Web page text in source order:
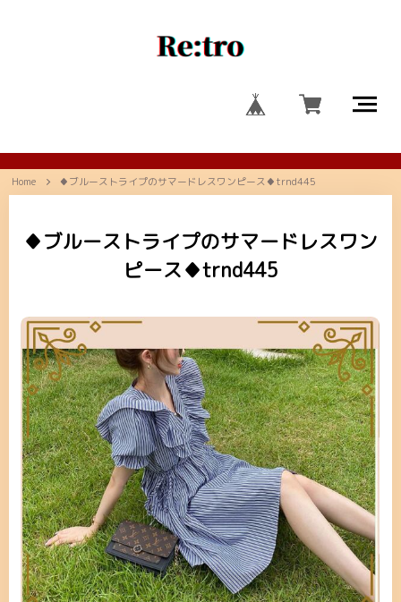
Home ♦ブルーストライプのサマードレスワンピース♦trnd445
♦ブルーストライプのサマードレスワン
ピース♦trnd445